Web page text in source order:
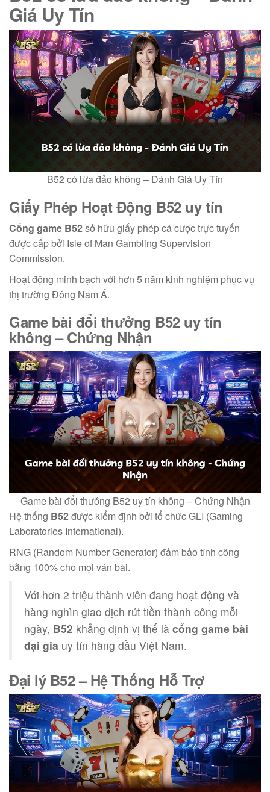
Giá Uy Tín
B52 có lừa đảo không – Đánh Giá Uy Tín
Giấy Phép Hoạt Động B52 uy tín
Cổng game B52sở hữu giấy phép cá cược trực tuyến
được cấp bởi Isle of Man Gambling Supervision
Commission.
Hoạt động minh bạch với hơn 5 năm kinh nghiệm phục vụ
thị trường Đông Nam Á.
Game bài đổi thưởng B52 uy tín
không – Chứng Nhận
Game bài đổi thưởng B52 uy tín không – Chứng Nhận
Hệ thống B52được kiểm định bởi tổ chức GLI (Gaming
Laboratories International).
RNG (Random Number Generator) đảm bảo tính công
bằng 100% cho mọi ván bài.
Với hơn 2 triệu thành viên đang hoạt động và
hàng nghìn giao dịch rút tiền thành công mỗi
ngày, B52 khẳng định vị thế là cổng game bài
đại gia uy tín hàng đầu Việt Nam.
Đại lý B52– Hệ Thống Hỗ Trợ